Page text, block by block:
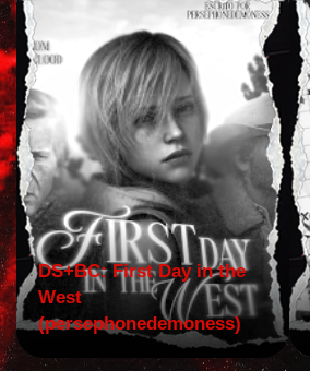
DS+BC: First Day in the
West
(persephonedemoness)